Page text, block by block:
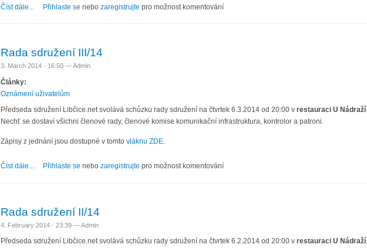
Číst dále... about Rada sdružení IV/14
Přihlaste se nebozaregistrujte pro možnost komentování
Rada sdružení III/14
3. March 2014 - 16:50 —Admin
Články:
Oznámení uživatelům
Předseda sdružení Libčice.net svolává schůzku rady sdružení na čtvrtek 6.3.2014 od 20:00 v restauraci U Nádraží.
Nechť se dostaví všichni členové rady, členové komise komunikační infrastruktura, kontrolor a patroni.
Zápisy z jednání jsou dostupné v tomto vláknu ZDE.
Číst dále... about Rada sdružení III/14
Přihlaste se nebozaregistrujte pro možnost komentování
Rada sdružení II/14
4. February 2014 - 23:39 —Admin
Předseda sdružení Libčice.net svolává schůzku rady sdružení na čtvrtek 6.2.2014 od 20:00 v restauraci U Nádraží.